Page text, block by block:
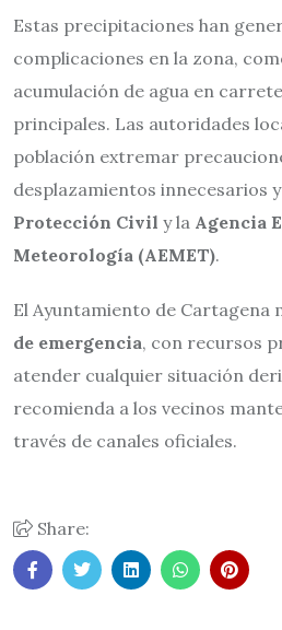
Estas precipitaciones han
complicaciones en la zona,
acumulación de agua en
principales. Las autoridades
población extremar
desplazamientos innecesarios
Protección Civil y la Agencia
Meteorología (AEMET).
El Ayuntamiento de Cartagena
de emergencia, con recursos
atender cualquier situación
recomienda a los vecinos
través de canales oficiales.
Share: